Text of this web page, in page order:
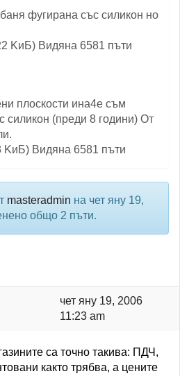
фугирана със силикон но
KиБ) Видяна 6581 пъти
плоскости ина4е съм
силикон (преди 8 години) От
KиБ) Видяна 6581 пъти
masteradmin на чет яну 19,
общо 2 пъти.
чет яну 19, 2006
11:23 am
са точно такива: ПДЧ,
както трябва, а цените